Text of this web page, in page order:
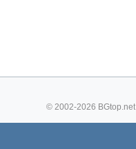
© 2002-2026 BGtop.net